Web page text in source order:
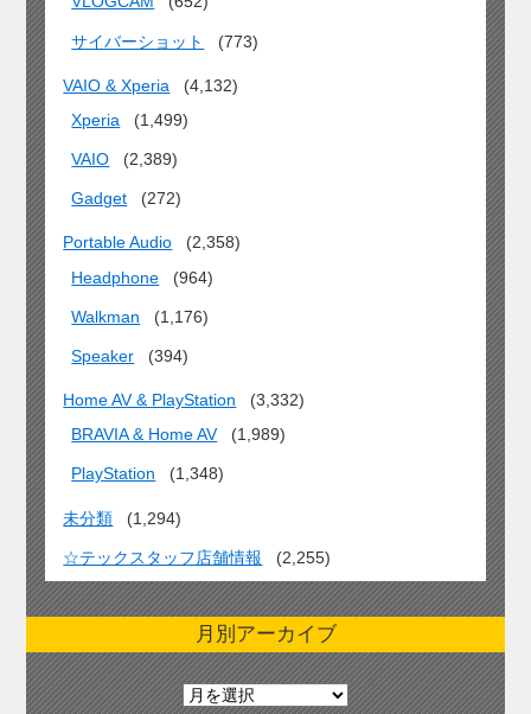
サイバーショット (773)
VAIO & Xperia
(4,132)
Xperia
(1,499)
VAIO (2,389)
Gadget (272)
Portable Audio
(2,358)
Headphone
(964)
Walkman (1,176)
Speaker (394)
Home AV & PlayStation
(3,332)
BRAVIA & Home AV
(1,989)
PlayStation (1,348)
未分類 (1,294)
☆テックスタッフ店舗情報 (2,255)
月別アーカイブ
月
別